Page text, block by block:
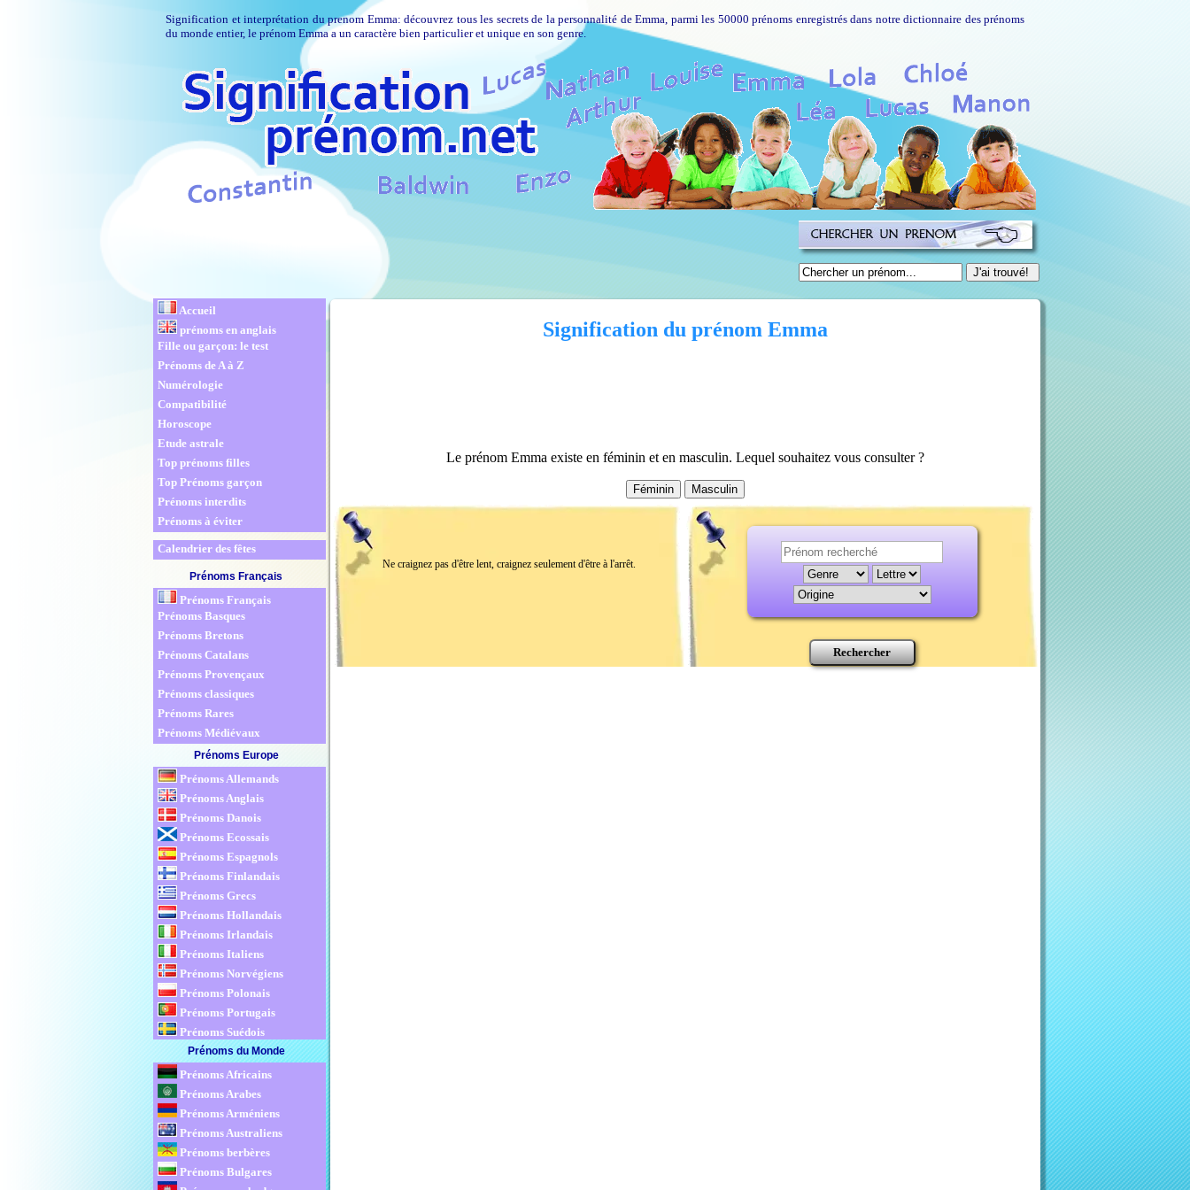
Signification et interprétation du prenom Emma: découvrez tous les secrets de la personnalité de Emma, parmi les 50000 prénoms enregistrés dans notre dictionnaire des prénoms
du monde entier, le prénom Emma a un caractère bien particulier et unique en son genre.
Accueil
prénoms en anglais
Fille ou garçon: le test
Prénoms de A à Z
Numérologie
Compatibilité
Horoscope
Etude astrale
Top prénoms filles
Top Prénoms garçon
Prénoms interdits
Prénoms à éviter
Calendrier des fêtes
Prénoms Français
Prénoms Français
Prénoms Basques
Prénoms Bretons
Prénoms Catalans
Prénoms Provençaux
Prénoms classiques
Prénoms Rares
Prénoms Médiévaux
Prénoms Europe
Prénoms Allemands
Prénoms Anglais
Prénoms Danois
Prénoms Ecossais
Prénoms Espagnols
Prénoms Finlandais
Prénoms Grecs
Prénoms Hollandais
Prénoms Irlandais
Prénoms Italiens
Prénoms Norvégiens
Prénoms Polonais
Prénoms Portugais
Prénoms Suédois
Prénoms du Monde
Prénoms Africains
Prénoms Arabes
Prénoms Arméniens
Prénoms Australiens
Prénoms berbères
Prénoms Bulgares
Signification du prénom Emma
Le prénom Emma existe en féminin et en masculin. Lequel souhaitez vous consulter ?